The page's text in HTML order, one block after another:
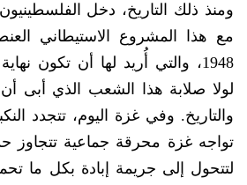
ومنذ ذلك التاريخ، دخل
مع هذا المشروع الاستيطاني
1948، والتي أُريد لها أن تكون
لولا صلابة هذا الشعب الذي أبى
والتاريخ. وفي غزة اليوم، تتجدد
تواجه غزة محرقة جماعية تتجاوز
لتتحول إلى جريمة إبادة بكل ما